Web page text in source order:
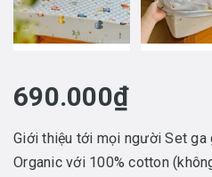
690.000₫
Giới thiệu tới mọi người Set
Organic với 100% cotton